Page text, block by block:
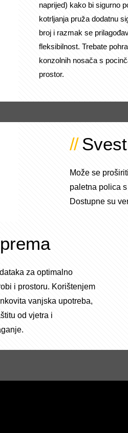
naprijed) kako bi sigurno
kotrljanja pruža dodatnu
broj i razmak se
fleksibilnost. Trebate
konzolnih nosača s
prostor.
Može se
paletna polica
Dostupne su
za optimalno
i prostoru. Korištenjem
vanjska upotreba,
od vjetra i